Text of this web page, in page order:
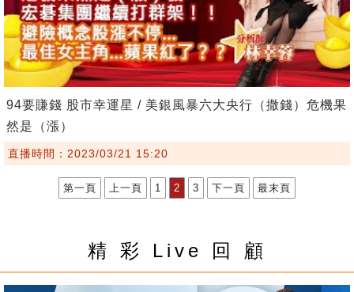
94要賺錢 股市幸運星 / 美銀風暴六大央行（撒錢）危機果
然是（漲）
直播時間：2023/03/21 15:20
第一頁 上一頁 1 2 3 下一頁 最末頁
精 彩 Live 回 顧